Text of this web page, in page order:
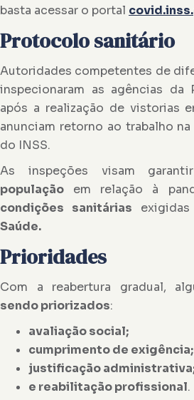
basta acessar o portal
Protocolo sanitário
Autoridades competentes de
inspecionaram as agências da
após a realização de vistorias
anunciam retorno ao trabalho
do INSS.
As inspeções visam
população em relação à
condições sanitárias
Saúde.
Prioridades
Com a reabertura gradual,
sendo priorizados:
avaliação social;
cumprimento de exigência;
justificação
e reabilitação profissional.